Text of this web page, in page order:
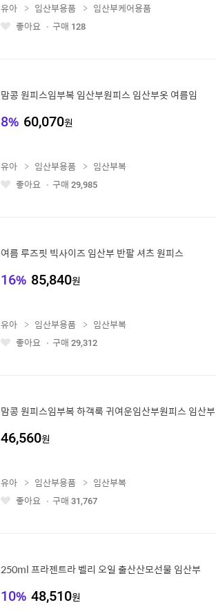
좋
유아 임산부용품
임산부케어용품
좋아요
구매 128
맘콩 원피스임부복 임산부원피스 임산부옷 여름임
8% 60,070원
좋
유아 임산부용품
임산부복
좋아요
구매 29,985
여름 루즈핏 빅사이즈 임산부 반팔 셔츠 원피스
16% 85,840원
좋
유아 임산부용품
임산부복
좋아요
구매 29,312
맘콩 원피스임부복 하객룩 귀여운임산부원피스 임산부
46,560원
좋
유아 임산부용품
임산부복
좋아요
구매 31,767
250ml 프라젠트라 벨리 오일 출산산모선물 임산부
10% 48,510원